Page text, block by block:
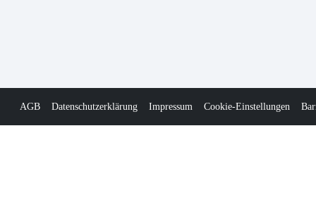
AGB Datenschutzerklärung Impressum Cookie-Einstellungen